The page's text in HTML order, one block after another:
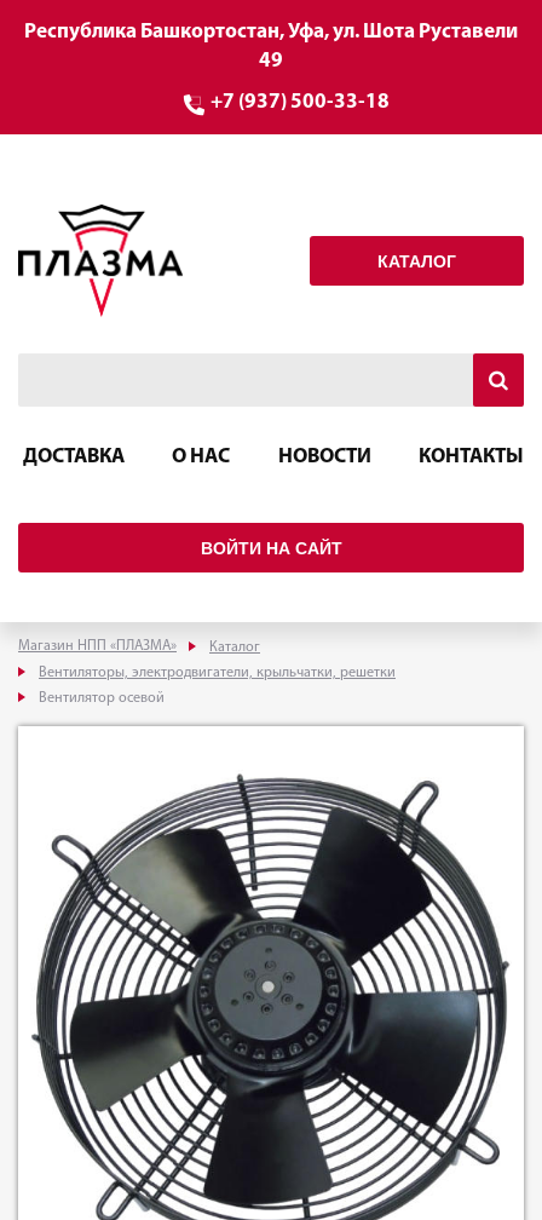
Республика Башкортостан, Уфа, ул. Шота Руставели
49
+7 (937) 500-33-18
КАТАЛОГ
ДОСТАВКА О НАС НОВОСТИ КОНТАКТЫ
ВОЙТИ НА САЙТ
Магазин НПП «ПЛАЗМА»
Каталог
Вентиляторы, электродвигатели, крыльчатки, решетки
Вентилятор осевой